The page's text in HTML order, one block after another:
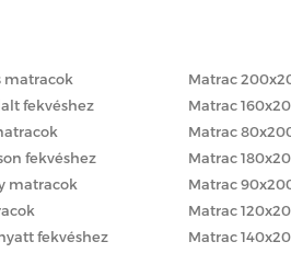
matracok
fekvéshez
fekvéshez
matracok
fekvéshez
Matrac
Matrac
Matrac
Matrac
Matrac
Matrac
Matrac